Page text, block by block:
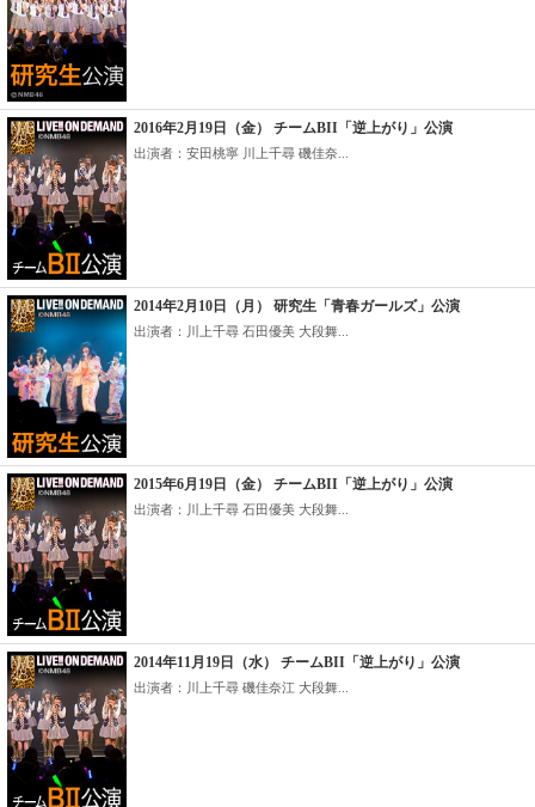
2016年2月19日（金） チームBII「逆上がり」公演
出演者：安田桃寧 川上千尋 磯佳奈...
2014年2月10日（月） 研究生「青春ガールズ」公演
出演者：川上千尋 石田優美 大段舞...
2015年6月19日（金） チームBII「逆上がり」公演
出演者：川上千尋 石田優美 大段舞...
2014年11月19日（水） チームBII「逆上がり」公演
出演者：川上千尋 磯佳奈江 大段舞...